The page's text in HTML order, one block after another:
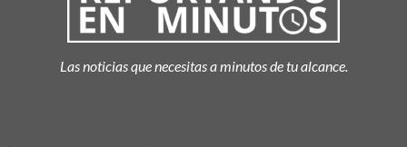
Las noticias que necesitas a minutos de tu alcance.